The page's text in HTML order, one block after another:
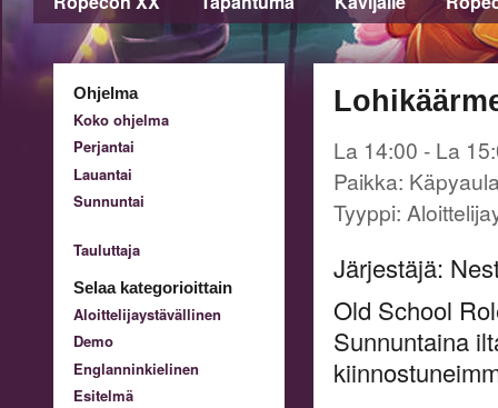
Ohjelma
Koko ohjelma
Perjantai
Lauantai
Sunnuntai
Tauluttaja
Selaa kategorioittain
Aloittelijaystävällinen
Demo
Englanninkielinen
Esitelmä
La 14:00 - La
Paikka:
Tyyppi:
Järjestäjä:
Old School
Sunnuntaina